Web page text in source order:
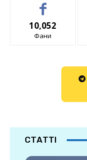
10,052
Фани
СТАТТІ